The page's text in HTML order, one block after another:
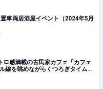
車両居酒屋イベント（2024年5月
ロ感満載の古民家カフェ「カフェ
線を眺めながらくつろぎタイム｜